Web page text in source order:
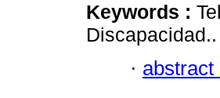
Keywords :
Discapacidad..
· abstract